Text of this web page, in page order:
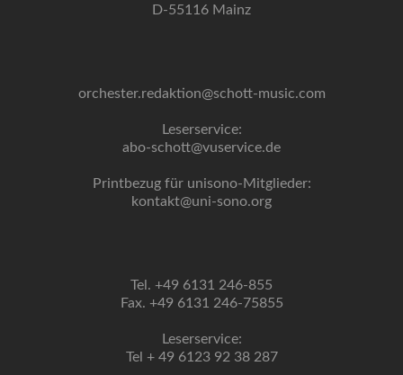
D-55116 Mainz
orchester.redaktion@schott-music.com
Leserservice:
abo-schott@vuservice.de
Printbezug für unisono-Mitglieder:
kontakt@uni-sono.org
Tel. +49 6131 246-855
Fax. +49 6131 246-75855
Leserservice:
Tel + 49 6123 92 38 287